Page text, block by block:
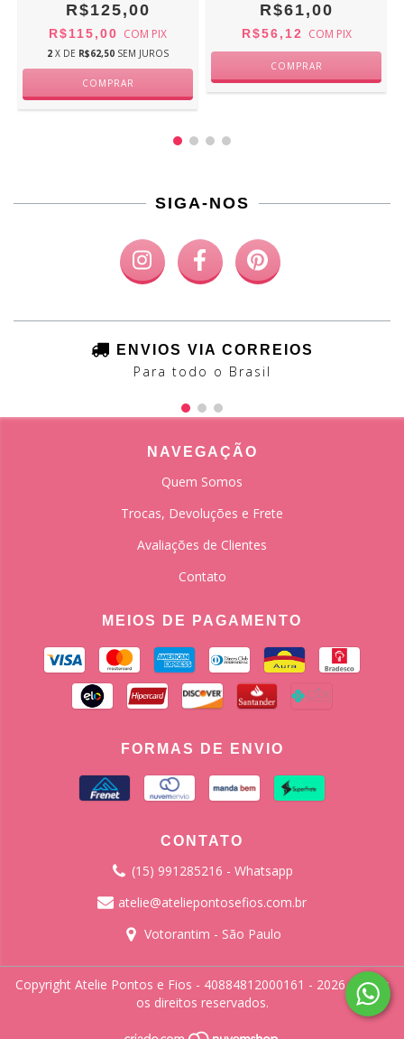
R$125,00
R$115,00 COM PIX
2 X DE R$62,50 SEM JUROS
R$61,00
R$56,12 COM PIX
SIGA-NOS
ENVIOS VIA CORREIOS
Para todo o Brasil
NAVEGAÇÃO
Quem Somos
Trocas, Devoluções e Frete
Avaliações de Clientes
Contato
MEIOS DE PAGAMENTO
FORMAS DE ENVIO
CONTATO
(15) 991285216 - Whatsapp
atelie@ateliepontosefios.com.br
Votorantim - São Paulo
Copyright Atelie Pontos e Fios - 40884812000161 - 2026. Todos
os direitos reservados.